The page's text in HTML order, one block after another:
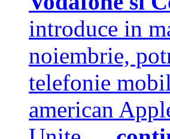
introduce in
noiembrie,
telefonie
american